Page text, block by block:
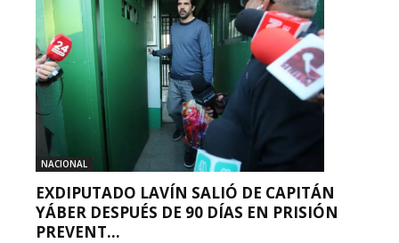
NACIONAL
EXDIPUTADO LAVÍN SALIÓ DE CAPITÁN
YÁBER DESPUÉS DE 90 DÍAS EN PRISIÓN
PREVENT...